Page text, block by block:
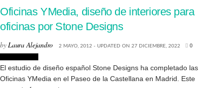
Oficinas YMedia, diseño de interiores para
oficinas por Stone Designs
by Laura Alejandro 2 MAYO, 2012 - UPDATED ON 27 DICIEMBRE, 2022 0
El estudio de diseño español Stone Designs ha completado las
Oficinas YMedia en el Paseo de la Castellana en Madrid. Este